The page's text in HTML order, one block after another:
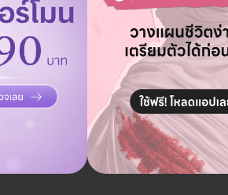
ราคาจองกับ HDmall
1,745 บาท
3,000 บาท ประหยัด 42%